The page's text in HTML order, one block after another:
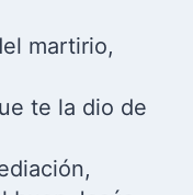
martirio,
te la dio de